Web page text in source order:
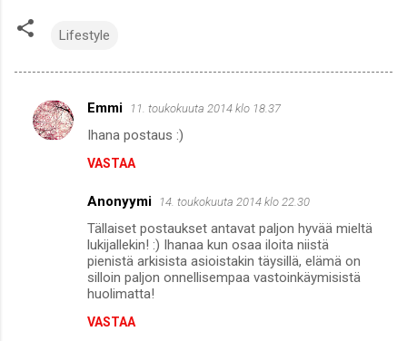
Lifestyle
K
o
Emmi 11. toukokuuta 2014 klo 18.37
Ihana postaus :)
VASTAA
Anonyymi 14. toukokuuta 2014 klo 22.30
Tällaiset postaukset antavat paljon hyvää mieltä
lukijallekin! :) Ihanaa kun osaa iloita niistä
pienistä arkisista asioistakin täysillä, elämä on
silloin paljon onnellisempaa vastoinkäymisistä
huolimatta!
VASTAA